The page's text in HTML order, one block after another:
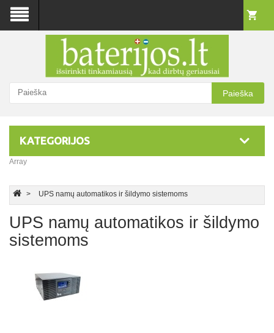
Paieška
KATEGORIJOS
Array
UPS namų automatikos ir šildymo sistemoms
UPS namų automatikos ir šildymo
sistemoms